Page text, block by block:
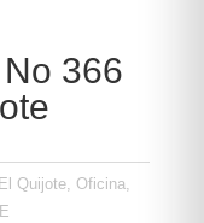
366
El Quijote, Oficina,